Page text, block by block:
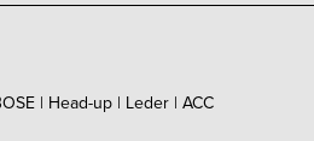
| Head-up | Leder | ACC